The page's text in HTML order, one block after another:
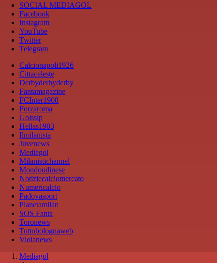
SOCIAL MEDIAGOL
Facebook
Instagram
YouTube
Twitter
Telegram
Calcionapoli1926
Cittaceleste
Derbyderbyderby
Fantamagazine
FCInter1908
Forzaroma
Golssip
Hellas1903
Ilmilanista
Juvenews
Mediagol
Milanistichannel
Mondoudinese
Notiziecalciomercato
Numericalcio
Padovasport
Pianetamilan
SOS Fanta
Toronews
Tuttobolognaweb
Violanews
Mediagol